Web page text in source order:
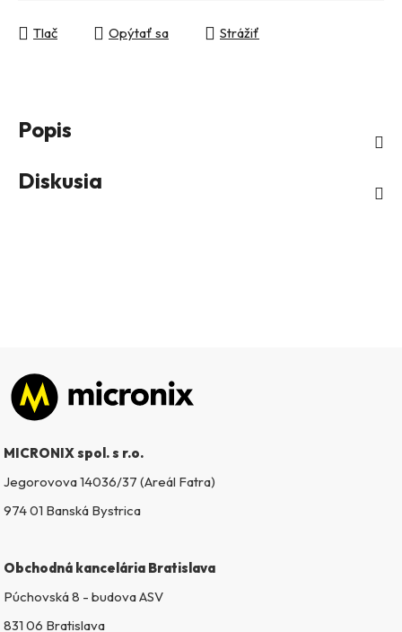
Tlač Opýtať sa Strážiť
Popis
Diskusia
Zápätie
MICRONIX spol. s r.o.
Jegorovova 14036/37 (Areál Fatra)
974 01 Banská Bystrica
Obchodná kancelária Bratislava
Púchovská 8 - budova ASV
831 06 Bratislava